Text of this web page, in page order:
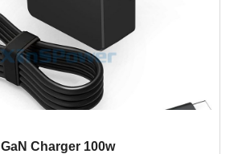
GaN Charger 100w